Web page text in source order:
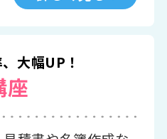
大幅UP！
座